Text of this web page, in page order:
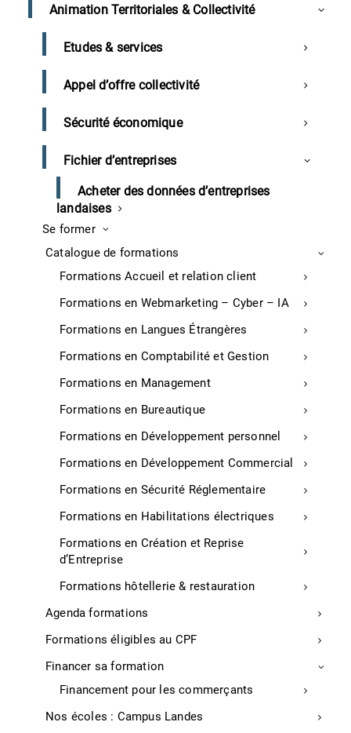
Animation Territoriales & Collectivité
Etudes & services
Appel d’offre collectivité
Sécurité économique
Fichier d’entreprises
Acheter des données d’entreprises
landaises
Se former
Catalogue de formations
Formations Accueil et relation client
Formations en Webmarketing – Cyber – IA
Formations en Langues Étrangères
Formations en Comptabilité et Gestion
Formations en Management
Formations en Bureautique
Formations en Développement personnel
Formations en Développement Commercial
Formations en Sécurité Réglementaire
Formations en Habilitations électriques
Formations en Création et Reprise
d’Entreprise
Formations hôtellerie & restauration
Agenda formations
Formations éligibles au CPF
Financer sa formation
Financement pour les commerçants
Nos écoles : Campus Landes
A l’issue du jury, une conférence de presse est
l’opération et la liste des nominés
La soirée de remise des trophées, où les lauréats
Comment poser sa candidature ?
Prendre contact avec le service commerce de la CCI
des Landes.
Palmarès 2017 :
charcuterie « Barucq », Habas.
CATÉGORIE JEUNE ENTREPRISE : magasin bio « Chez
Grande Epicerie », Eugénie-les-Bains.
CATÉGORIE E-COMMERCE : décoration murale
« Hexoa », Capbreton.
base de plantes « La Plante de Maylis », Maylis.
CATÉGORIE CROISSANCE ET DÉVELOPPEMENT :
boucherie « Villenave », Soorts Hossegor.
Noël » de l’association des commerçants et artisans
de Soustons, ACAS.